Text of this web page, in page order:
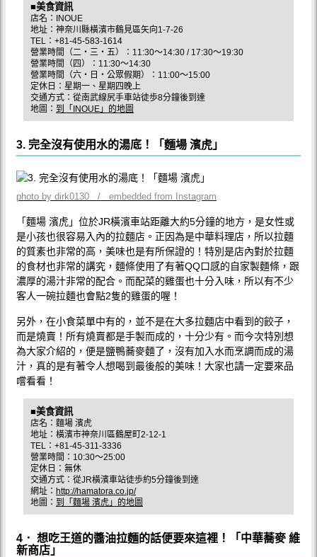
■美食資訊
店名：INOUE
地址：神奈川縣橫濱市鶴見區矢向1-7-26
TEL：+81-45-583-1614
營業時間（二・三・五）：11:30～14:30 / 17:30～19:30
營業時間（四）：11:30～14:30
營業時間（六・日・公眾假期）：11:00～15:00
定休日：星期一、星期四晚上
交通方式：從南武線尻手車站徒歩8分鐘後到達
地圖： 到「INOUE」的地圖
3. 完全沒有使用水的湯底！「麵場 濱虎」
photo by dirk0130 / embedded from Instagram
「麵場 濱虎」位於JR橫濱車站距離大約5分鐘的地方，是女性或
是小孩也很容易入內的拉麵店。正因為是中華料理店，所以拉麵
的質素也非常的高，美味也是有所保證的！特別是店內對於拉麵
的食材也非常的講究，麵條使用了有著QQ口感的自家製麵條，跟
濃厚的湯汁非常的配合。而配菜的雞蛋也十分入味，所以有不少
客人一碗拉麵也會點2隻的雞蛋的喔！
另外，在小食菜單中有的，並不是在大多拉麵店中看到的餃子，
而是燒賣！所有燒賣都是手製而成的，十分少有。而今次特別想
為大家介紹的，便是鹽鴨蕎麥麵了，沒有加入水而烹調而成的湯
汁，真的是有著令人想喝到最後般的美味！大家也請一定要來品
嚐看看！
■美食資訊
店名：麵場 濱虎
地址：橫濱市神奈川區鶴屋町2-12-1
TEL：+81-45-311-3336
營業時間：10:30～25:00
定休日：無休
交通方式：從JR橫濱車站徒歩約5分鐘後到達
網址： http://hamatora.co.jp/
地圖： 到「麵場 濱虎」的地圖
4． 想吃王道的醬油拉麵的話便要來這裡！「中華蕎麥 維
新商店」